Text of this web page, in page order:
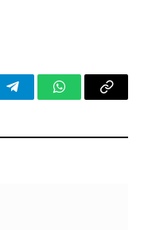
TelegramWhatsApp
Copy